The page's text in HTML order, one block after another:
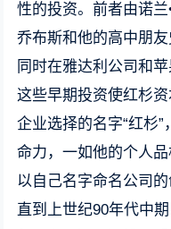
性的投资。前者由诺
乔布斯和他的高中朋
同时在雅达利公司和
这些早期投资使红杉
企业选择的名字“红杉
命力，一如他的个人
以自己名字命名公司的
直到上世纪90年代中